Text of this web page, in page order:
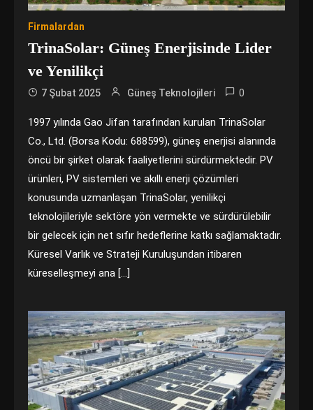
Firmalardan
TrinaSolar: Güneş Enerjisinde Lider
ve Yenilikçi
7 Şubat 2025 Güneş Teknolojileri 0
1997 yılında Gao Jifan tarafından kurulan TrinaSolar
Co., Ltd. (Borsa Kodu: 688599), güneş enerjisi alanında
öncü bir şirket olarak faaliyetlerini sürdürmektedir. PV
ürünleri, PV sistemleri ve akıllı enerji çözümleri
konusunda uzmanlaşan TrinaSolar, yenilikçi
teknolojileriyle sektöre yön vermekte ve sürdürülebilir
bir gelecek için net sıfır hedeflerine katkı sağlamaktadır.
Küresel Varlık ve Strateji Kuruluşundan itibaren
küreselleşmeyi ana […]